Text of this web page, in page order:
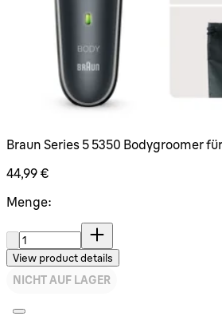
Braun Series 5 5350 Bodygroomer
44,99 €
Menge:
Menge:
View product details
NICHT AUF LAGER